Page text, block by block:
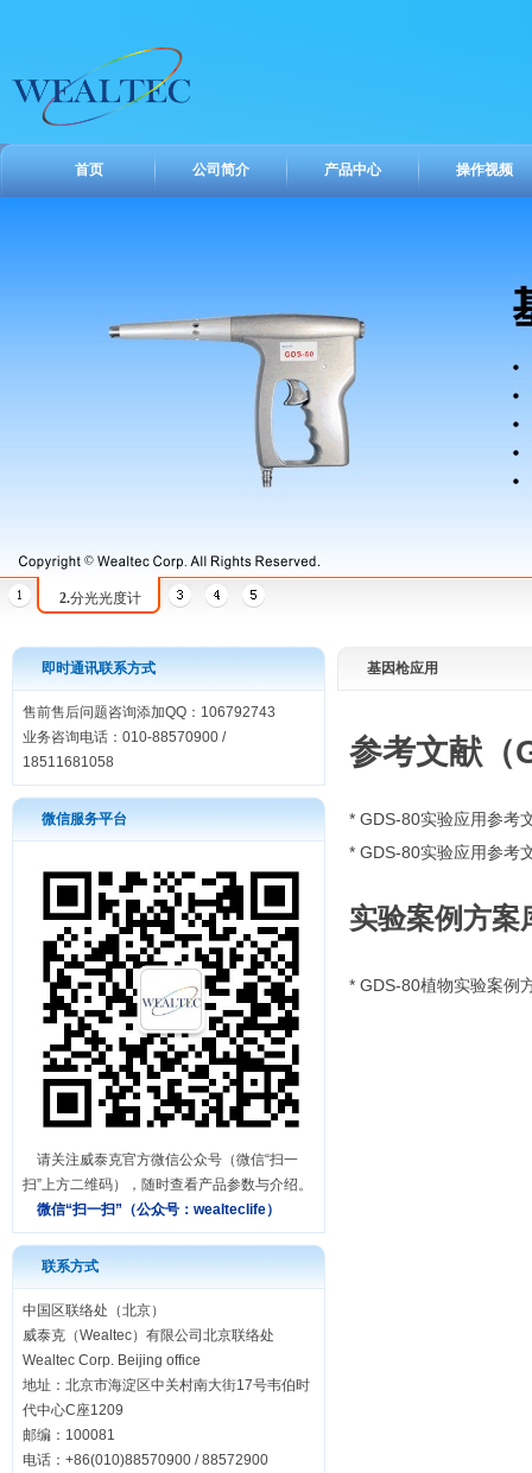
首页 公司简介 产品中心 操作视频
2.分光光度计
即时通讯联系方式
售前售后问题咨询添加QQ：106792743
业务咨询电话：010-88570900 /
18511681058
微信服务平台
请关注威泰克官方微信公众号（微信“扫一
扫”上方二维码），随时查看产品参数与介绍。
微信“扫一扫”（公众号： wealteclife）
联系方式
中国区联络处（北京）
威泰克（Wealtec）有限公司北京联络处
Wealtec Corp. Beijing office
地址：北京市海淀区中关村南大街17号韦伯时
代中心C座1209
邮编：100081
电话：+86(010)88570900 / 88572900
基因枪应用
参考文献（
* GDS-80实验应用参考
* GDS-80实验应用参考
实验案例方案
* GDS-80植物实验案例